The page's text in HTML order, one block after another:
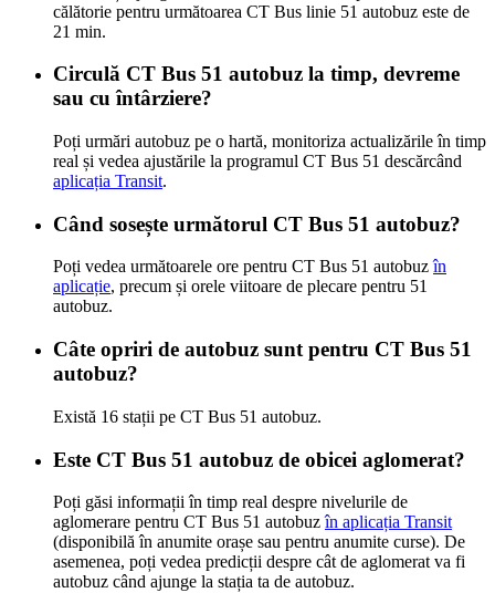
călătorie pentru următoarea CT Bus linie 51 autobuz este de
21 min.
Circulă CT Bus 51 autobuz la timp, devreme
sau cu întârziere?
Poți urmări autobuz pe o hartă, monitoriza actualizările în timp
real și vedea ajustările la programul CT Bus 51 descărcând
aplicația Transit.
Când sosește următorul CT Bus 51 autobuz?
Poți vedea următoarele ore pentru CT Bus 51 autobuzîn
aplicație, precum și orele viitoare de plecare pentru 51
autobuz.
Câte opriri de autobuz sunt pentru CT Bus 51
autobuz?
Există 16 stații pe CT Bus 51 autobuz.
Este CT Bus 51 autobuz de obicei aglomerat?
Poți găsi informații în timp real despre nivelurile de
aglomerare pentru CT Bus 51 autobuzîn aplicația Transit
(disponibilă în anumite orașe sau pentru anumite curse). De
asemenea, poți vedea predicții despre cât de aglomerat va fi
autobuz când ajunge la stația ta de autobuz.